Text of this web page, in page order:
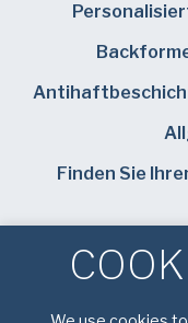
Finden Sie